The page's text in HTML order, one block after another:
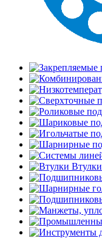
Втулки